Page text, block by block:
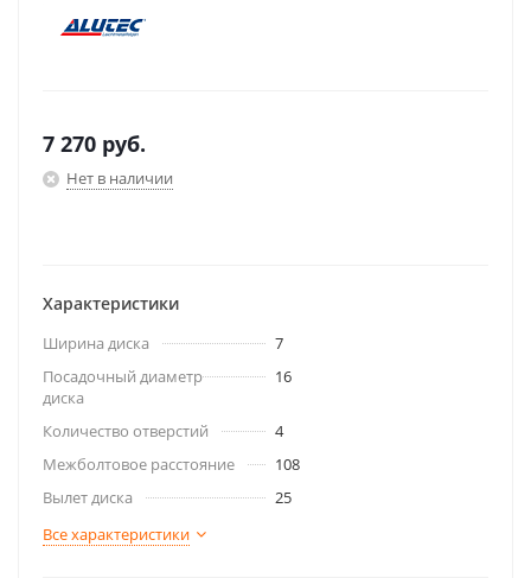
7 270 руб.
Нет в наличии
Характеристики
Ширина диска
7
Посадочный диаметр
диска
16
Количество отверстий
4
Межболтовое расстояние
108
Вылет диска
25
Все характеристики